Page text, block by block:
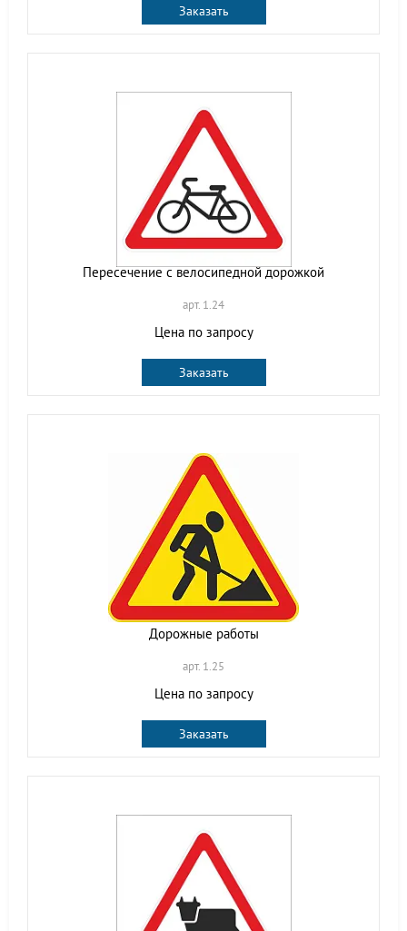
Заказать
Пересечение с велосипедной дорожкой
арт. 1.24
Цена по запросу
Заказать
Дорожные работы
арт. 1.25
Цена по запросу
Заказать